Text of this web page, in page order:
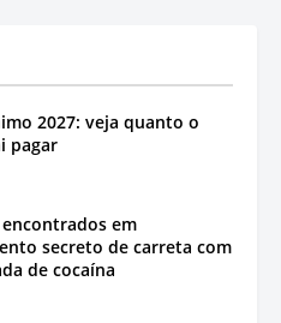
2027: veja quanto o
pagar
encontrados em
secreto de carreta com
de cocaína